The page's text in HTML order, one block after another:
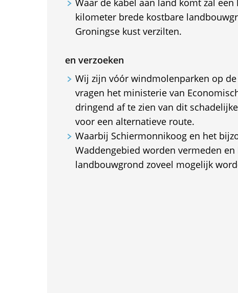
Waar de kabel aan land komt zal een
kilometer brede kostbare
Groningse kust verzilten.
en verzoeken
Wij zijn vóór windmolenparken op
vragen het ministerie van
dringend af te zien van dit
voor een alternatieve route.
Waarbij Schiermonnikoog en het
Waddengebied worden vermeden
landbouwgrond zoveel mogelijk